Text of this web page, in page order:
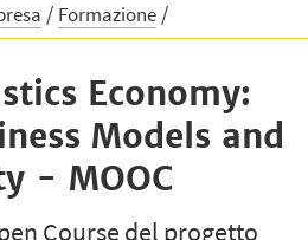
Formazione
Economy:
Models and
- MOOC
Course del progetto